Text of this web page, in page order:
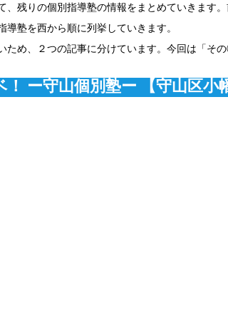
残りの個別指導塾の情報をまとめていきます
導塾を西から順に列挙していきます。
ため、２つの記事に分けています。今回は「そ
！ ー守山個別塾ー 【守山区小